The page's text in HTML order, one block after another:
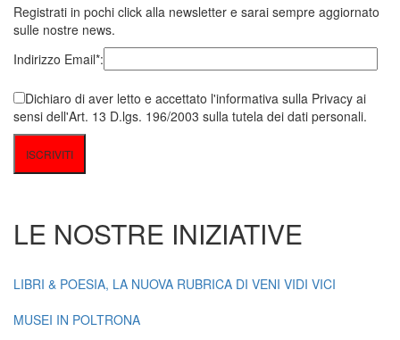
Registrati in pochi click alla newsletter e sarai sempre aggiornato
sulle nostre news.
Indirizzo Email*:
Dichiaro di aver letto e accettato l'informativa sulla Privacy ai
sensi dell'Art. 13 D.lgs. 196/2003 sulla tutela dei dati personali.
LE NOSTRE INIZIATIVE
LIBRI & POESIA, LA NUOVA RUBRICA DI VENI VIDI VICI
MUSEI IN POLTRONA